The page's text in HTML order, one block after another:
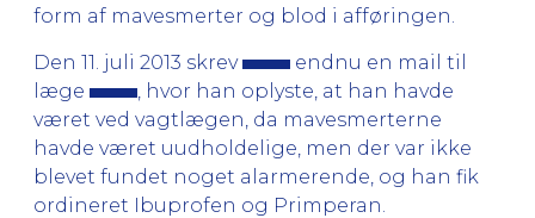
form af mavesmerter og blod i afføringen.
Den 11. juli 2013 skrev
endnu en mail til
læge
, hvor han oplyste, at han havde
været ved vagtlægen, da mavesmerterne
havde været uudholdelige, men der var ikke
blevet fundet noget alarmerende, og han fik
ordineret Ibuprofen og Primperan.